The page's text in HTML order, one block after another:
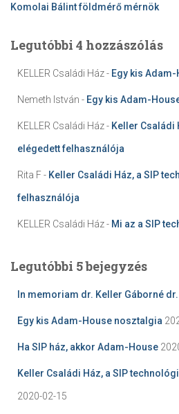
Komolai Bálint földmérő mérnök
Legutóbbi 4 hozzászólás
KELLER Családi Ház- Egy kis
Nemeth István - Egy kis Adam-
KELLER Családi Ház- Keller Családi
elégedett felhasználója
Rita F- Keller Családi Ház, a SIP
felhasználója
KELLER Családi Ház- Mi az a SIP
Legutóbbi 5 bejegyzés
In memoriam dr. Keller Gáborné
Egy kis Adam-House nosztalgia
Ha SIP ház, akkor Adam-House
Keller Családi Ház, a SIP
2020-02-15